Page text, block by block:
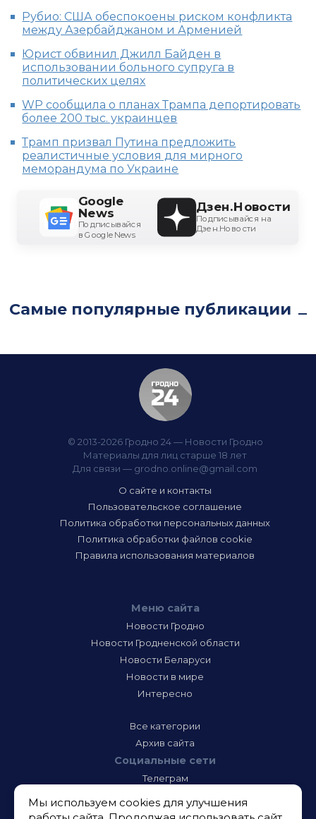
Рубио: США обеспокоены риском конфликта
между Азербайджаном и Арменией
Юрист обвинил Джилл Байден в
использовании больного супруга в
политических целях
WP сообщила о планах Трампа депортировать
более 200 тыс. украинцев
Трамп призвал Путина предложить
реалистичные условия для мирного
меморандума по Украине
Google
News
Подписывайся
в Google News
Дзен.Новости
Подписывайся на
Дзен.Новости
Самые популярные публикации
© 2013-2026 Гродно 24 — Новости Гродно
Материалы для лиц старше 18 лет
Для связи — grodno.online@gmail.com
О сайте и контакты
Пользовательское соглашение
Политика обработки персональных данных
Политика обработки файлов cookie
Правила использования материалов
Меню сайта
Новости Гродно
Новости Гродненской области
Новости Беларуси
Новости в мире
Интересно
Все категории
Архив сайта
Социальные сети
Телеграм
Инстаграм
Мы используем cookies для улучшения